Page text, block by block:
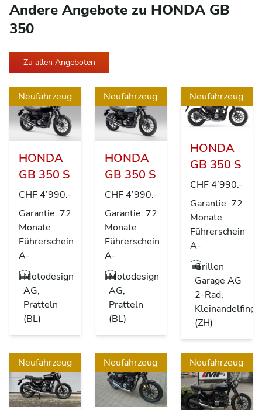
Andere Angebote zu HONDA GB
350
Zu allen Angeboten
Neufahrzeug
HONDA
GB 350 S
CHF 4’990.-
Garantie: 72
Monate
Führerschein
A-
Motodesign
AG,
Pratteln
(BL)
Neufahrzeug
HONDA
GB 350 S
CHF 4’990.-
Garantie: 72
Monate
Führerschein
A-
Motodesign
AG,
Pratteln
(BL)
Neufahrzeug
HONDA
GB 350 S
CHF 4’990.-
Garantie: 72
Monate
Führerschein
A-
Grillen
Garage AG
2-Rad,
(ZH)
Neufahrzeug Neufahrzeug Neufahrzeug